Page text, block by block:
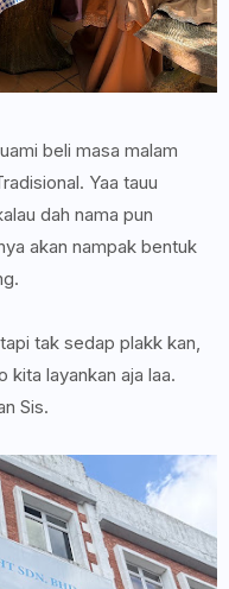
beli masa malam
Yaa tauu
dah nama pun
akan nampak bentuk
tak sedap plakk kan,
kita layankan aja laa.
Sis.